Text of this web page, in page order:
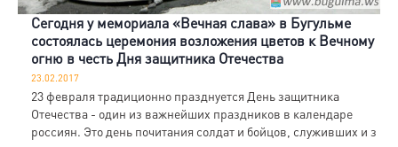
Сегодня у мемориала «Вечная слава» в Бугульме
состоялась церемония возложения цветов к Вечному
огню в честь Дня защитника Отечества
23.02.2017
23 февраля традиционно празднуется День защитника
Отечества - один из важнейших праздников в календаре
россиян. Это день почитания солдат и бойцов, служивших и з